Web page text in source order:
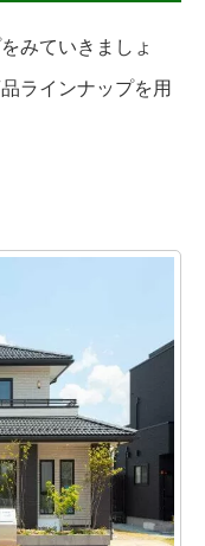
みていきましょ
ラインナップを用